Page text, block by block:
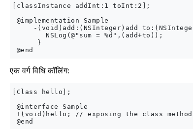
[classInstance addInt:1 toInt:2];
@implementation Sample
-(void)add:(NSInteger)add
        NSLog(@"sum = %d",(add+to));
      }
एक वर्ग विधि कॉलिंग:
[Class hello];
@interface Sample
+(void)hello; // exposing the class method
@end